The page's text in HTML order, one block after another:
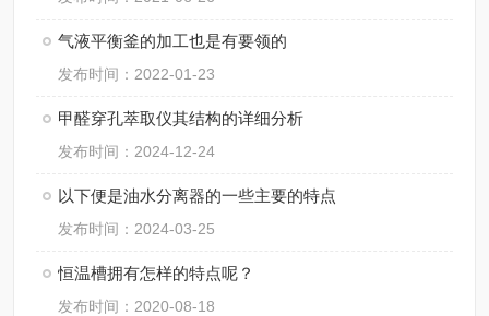
气液平衡釜的加工也是有要领的
发布时间：2022-01-23
甲醛穿孔萃取仪其结构的详细分析
发布时间：2024-12-24
以下便是油水分离器的一些主要的特点
发布时间：2024-03-25
恒温槽拥有怎样的特点呢？
发布时间：2020-08-18